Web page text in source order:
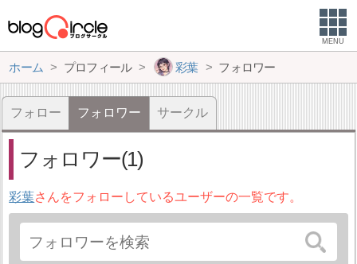
MENU
ホーム プロフィール 彩葉 フォロワー
フォロー フォロワー サークル
フォロワー(1)
彩葉さんをフォローしているユーザーの一覧です。